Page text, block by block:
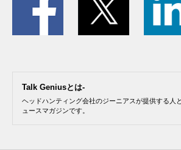
Talk Geniusとは-
ヘッドハンティング会社のジーニアスが提供する人
ュースマガジンです。